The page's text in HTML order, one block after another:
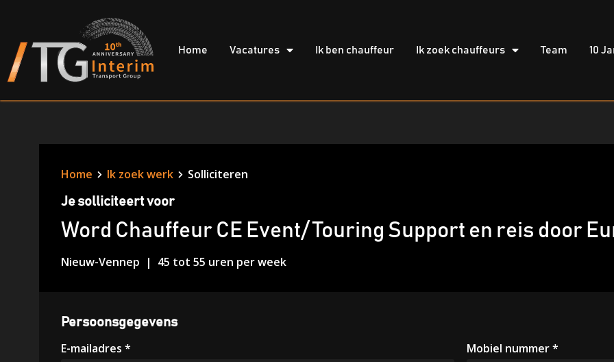
Home Vacatures Ik ben chauffeur Ik zoek chauffeurs Team 10
Home Ik zoek werk Solliciteren
Je solliciteert voor
Word Chauffeur CE Event/ Touring Support en reis door
Nieuw-Vennep 45 tot 55 uren per week
Persoonsgegevens
E-mailadres * Mobiel nummer *